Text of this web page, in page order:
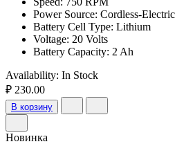
Power Source: Cordless-Electric
Battery Cell Type: Lithium
Voltage: 20 Volts
Battery Capacity: 2 Ah
Availability: In Stock
₽ 230.00
В корзину
Новинка